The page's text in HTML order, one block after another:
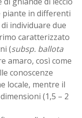
piante in differenti
individuare due
caratterizzato
(subsp. ballota
amaro, così come
conoscenze
locale, mentre il
(1,5 – 2